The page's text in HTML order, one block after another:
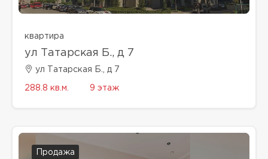
квартира
ул Татарская Б., д 7
ул Татарская Б., д 7
288.8 кв.м. 9 этаж
Продажа